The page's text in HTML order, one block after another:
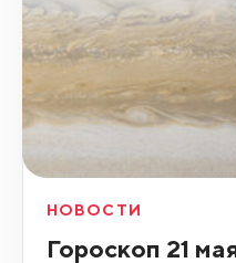
НОВОСТИ
Гороскоп 21